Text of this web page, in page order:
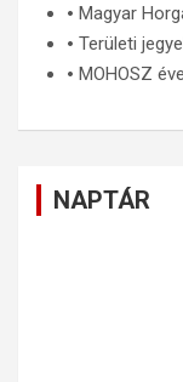
🞄 Magyar
🞄 Területi
🞄 MOHOSZ
NAPTÁR